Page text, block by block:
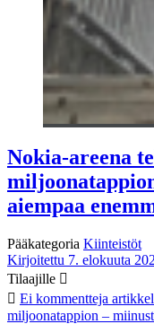
Nokia-areena
aiempaa
Pääkategoria Kiinteistöt
Kirjoitettu 7. elokuuta
Tilaajille
Ei kommentteja
miljoonatappion –